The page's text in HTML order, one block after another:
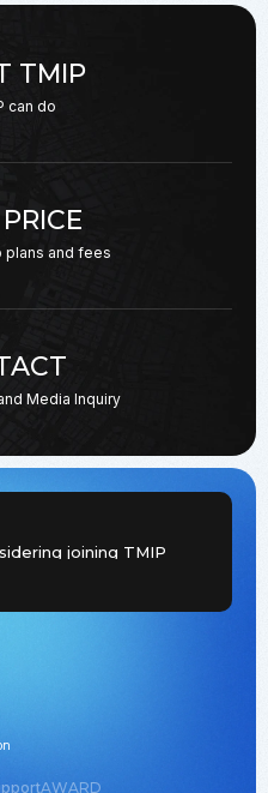
TMIP
can do
plans and fees
Media Inquiry
joining TMIP
AWARD